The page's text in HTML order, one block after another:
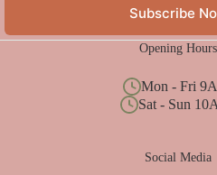
Subscribe
Opening Hours
Mon - Fri
Sat - Sun
Social Media